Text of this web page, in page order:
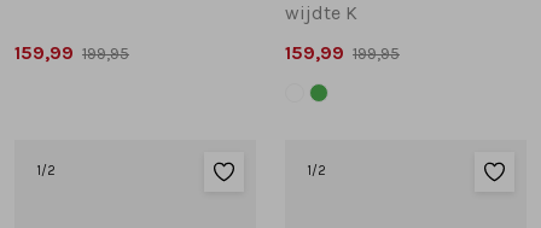
159,99 199,95
wijdte K
159,99 199,95
1 /2 1 /2